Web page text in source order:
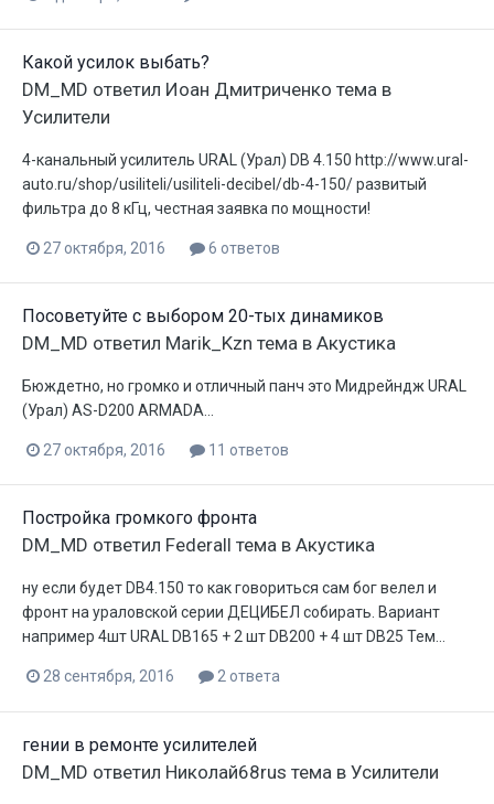
Какой усилок выбать?
DM_MD ответил Иоан Дмитриченко тема в
Усилители
4-канальный усилитель URAL (Урал) DB 4.150 http://www.ural-
auto.ru/shop/usiliteli/usiliteli-decibel/db-4-150/ развитый
фильтра до 8 кГц, честная заявка по мощности!
27 октября, 2016 6 ответов
Посоветуйте с выбором 20-тых динамиков
DM_MD ответил Marik_Kzn тема в Акустика
Бюждетно, но громко и отличный панч это Мидрейндж URAL
(Урал) AS-D200 ARMADA...
27 октября, 2016 11 ответов
Постройка громкого фронта
DM_MD ответил Federall тема в Акустика
ну если будет DB4.150 то как говориться сам бог велел и
фронт на ураловской серии ДЕЦИБЕЛ собирать. Вариант
например 4шт URAL DB165 + 2 шт DB200 + 4 шт DB25 Тем...
28 сентября, 2016 2 ответа
гении в ремонте усилителей
DM_MD ответил Николай68rus тема в Усилители